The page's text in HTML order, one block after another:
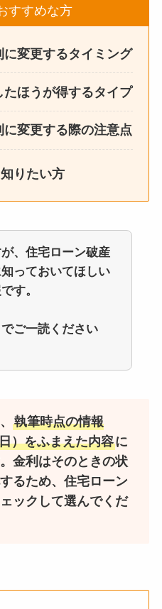
すすめな方
変更するタイミング
たほうが得するタイプ
変更する際の注意点
りたい方
、住宅ローン破産
っておいてほしい
す。
ご一読ください
執筆時点の情報
）をふまえた内容に
金利はそのときの状
るため、住宅ローン
ックして選んでくだ